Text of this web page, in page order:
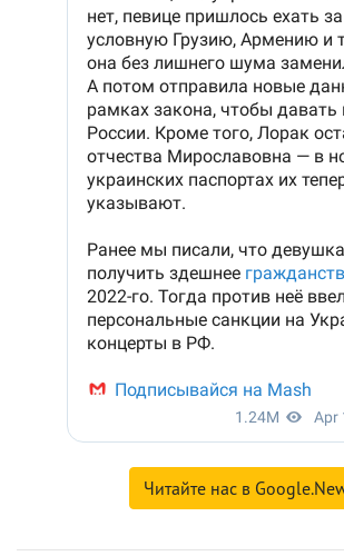
Читайте нас в